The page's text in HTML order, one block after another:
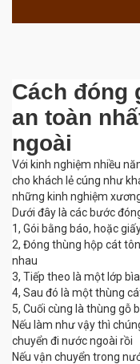
Cách đóng
an toàn
ngoài
Với kinh nghiệm nhiều
cho khách lẻ cúng như
những kinh nghiệm
Dưới đây là các bước
1, Gói bằng báo, hoặc
2, Đóng thùng hộp cát
nhau
3, Tiếp theo là một lớp
4, Sau đó là một thùng
5, Cuối cùng là thùng gỗ
Nếu làm như vậy thì
chuyển đi nước ngoài rồi
Nếu vận chuyển trong